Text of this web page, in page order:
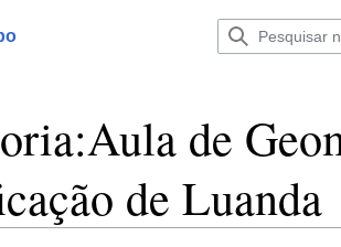
lateral
:Aula de
de Luanda